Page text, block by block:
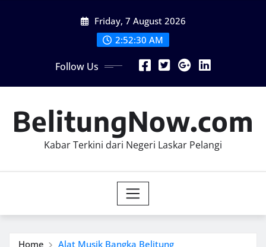
Friday, 7 August 2026
2:52:31 AM
Follow Us
BelitungNow.com
Kabar Terkini dari Negeri Laskar Pelangi
Home Alat Musik Bangka Belitung